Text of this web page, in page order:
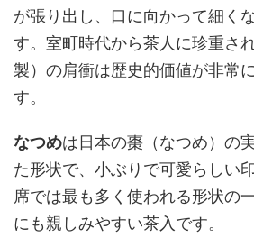
が張り出し、口に向かって細く
す。室町時代から茶人に珍重さ
製）の肩衝は歴史的価値が非常
す。
なつめは日本の棗（なつめ）の
た形状で、小ぶりで可愛らしい
席では最も多く使われる形状の
にも親しみやすい茶入です。